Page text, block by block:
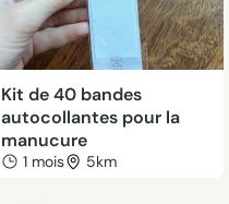
Kit de 40 bandes
autocollantes pour la
manucure
1 mois 5km